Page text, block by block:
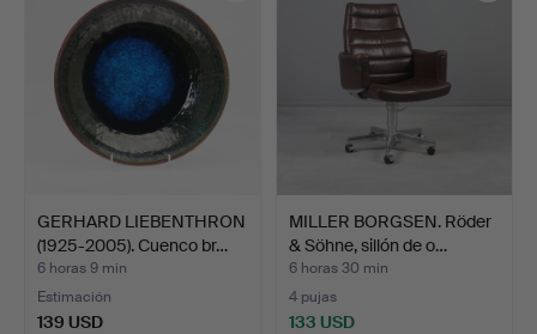
GERHARD LIEBENTHRON
(1925-2005). Cuenco br…
6 horas 9 min
Estimación
139 USD
MILLER BORGSEN. Röder
& Söhne, sillón de o…
6 horas 30 min
4 pujas
133 USD